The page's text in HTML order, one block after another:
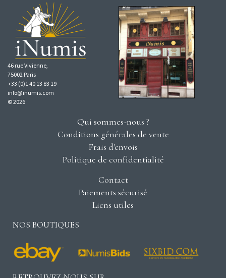
46 rue Vivienne,
75002 Paris
+33 (0)1 40 13 83 19
info@inumis.com
© 2026
Qui sommes-nous ?
Conditions générales de vente
Frais d'envois
Politique de confidentialité
Contact
Paiements sécurisé
Liens utiles
NOS BOUTIQUES